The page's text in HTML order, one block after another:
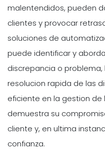
malentendidos, pueden
clientes y provocar
soluciones de
puede identificar y
discrepancia o
resolucion rapida de las
eficiente en la gestion de
demuestra su
cliente y, en ultima
confianza.